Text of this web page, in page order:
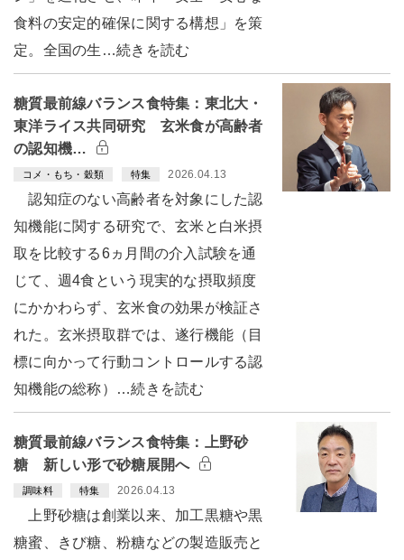
食料の安定的確保に関する構想」を策
定。全国の生…続きを読む
糖質最前線バランス食特集：東北大・
東洋ライス共同研究 玄米食が高齢者
の認知機…
コメ・もち・穀類 特集 2026.04.13
認知症のない高齢者を対象にした認
知機能に関する研究で、玄米と白米摂
取を比較する6ヵ月間の介入試験を通
じて、週4食という現実的な摂取頻度
にかかわらず、玄米食の効果が検証さ
れた。玄米摂取群では、遂行機能（目
標に向かって行動コントロールする認
知機能の総称）…続きを読む
糖質最前線バランス食特集：上野砂
糖 新しい形で砂糖展開へ
調味料 特集 2026.04.13
上野砂糖は創業以来、加工黒糖や黒
糖蜜、きび糖、粉糖などの製造販売と